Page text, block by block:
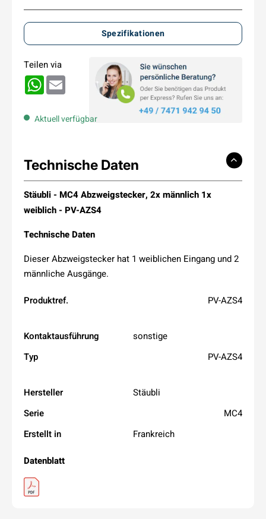
Spezifikationen
Teilen via
WhatsApp
Aktuell verfügbar
Technische Daten
Stäubli - MC4 Abzweigstecker, 2x männlich 1x
weiblich - PV-AZS4
Technische Daten
Dieser Abzweigstecker hat 1 weiblichen Eingang und 2
männliche Ausgänge.
Produktref. PV-AZS4
Kontaktausführung
sonstige
Typ
PV-AZS4
Hersteller
Stäubli
Serie
MC4
Erstellt in
Frankreich
Datenblatt